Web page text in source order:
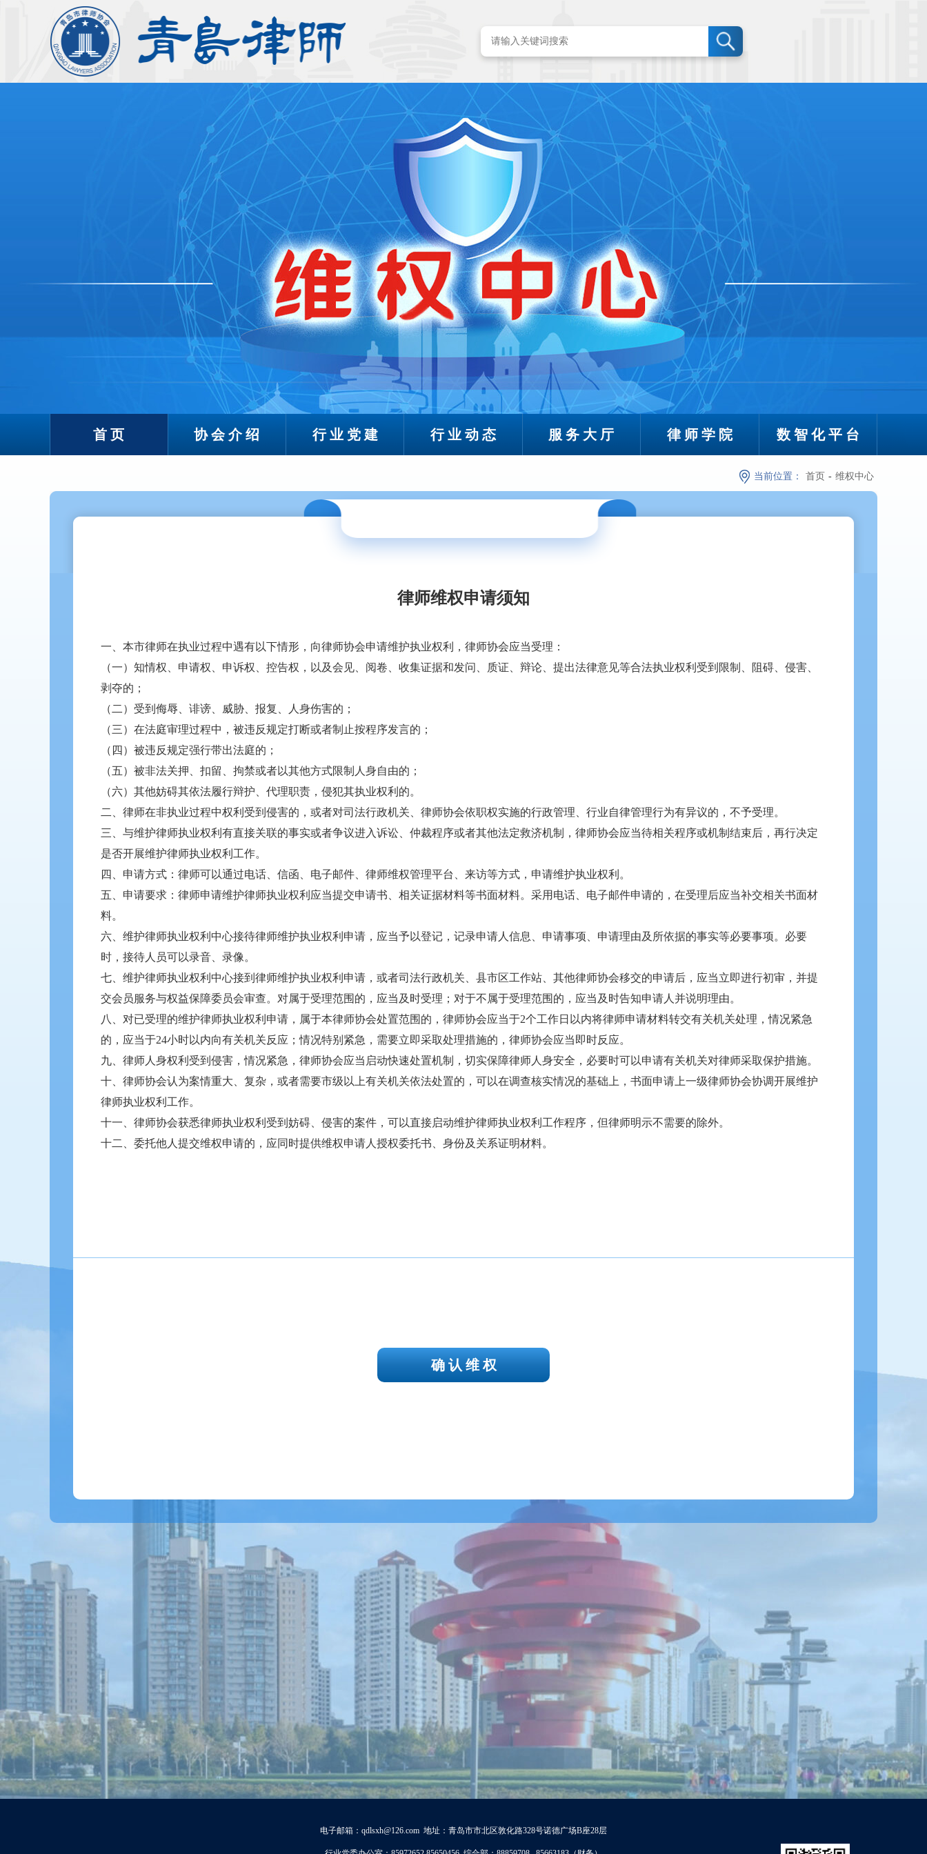
首页 协会介绍 行业党建 行业动态 服务大厅 律师学院 数智化平台
当前位置： 首页 - 维权中心
律师维权申请须知
一、本市律师在执业过程中遇有以下情形，向律师协会申请维护执业权利，律师协会应当受理：
（一）知情权、申请权、申诉权、控告权，以及会见、阅卷、收集证据和发问、质证、辩论、提出法律意见等合法执业权利受到限制、阻碍、侵害、
剥夺的；
（二）受到侮辱、诽谤、威胁、报复、人身伤害的；
（三）在法庭审理过程中，被违反规定打断或者制止按程序发言的；
（四）被违反规定强行带出法庭的；
（五）被非法关押、扣留、拘禁或者以其他方式限制人身自由的；
（六）其他妨碍其依法履行辩护、代理职责，侵犯其执业权利的。
二、律师在非执业过程中权利受到侵害的，或者对司法行政机关、律师协会依职权实施的行政管理、行业自律管理行为有异议的，不予受理。
三、与维护律师执业权利有直接关联的事实或者争议进入诉讼、仲裁程序或者其他法定救济机制，律师协会应当待相关程序或机制结束后，再行决定
是否开展维护律师执业权利工作。
四、申请方式：律师可以通过电话、信函、电子邮件、律师维权管理平台、来访等方式，申请维护执业权利。
五、申请要求：律师申请维护律师执业权利应当提交申请书、相关证据材料等书面材料。采用电话、电子邮件申请的，在受理后应当补交相关书面材
料。
六、维护律师执业权利中心接待律师维护执业权利申请，应当予以登记，记录申请人信息、申请事项、申请理由及所依据的事实等必要事项。必要
时，接待人员可以录音、录像。
七、维护律师执业权利中心接到律师维护执业权利申请，或者司法行政机关、县市区工作站、其他律师协会移交的申请后，应当立即进行初审，并提
交会员服务与权益保障委员会审查。对属于受理范围的，应当及时受理；对于不属于受理范围的，应当及时告知申请人并说明理由。
八、对已受理的维护律师执业权利申请，属于本律师协会处置范围的，律师协会应当于2个工作日以内将律师申请材料转交有关机关处理，情况紧急
的，应当于24小时以内向有关机关反应；情况特别紧急，需要立即采取处理措施的，律师协会应当即时反应。
九、律师人身权利受到侵害，情况紧急，律师协会应当启动快速处置机制，切实保障律师人身安全，必要时可以申请有关机关对律师采取保护措施。
十、律师协会认为案情重大、复杂，或者需要市级以上有关机关依法处置的，可以在调查核实情况的基础上，书面申请上一级律师协会协调开展维护
律师执业权利工作。
十一、律师协会获悉律师执业权利受到妨碍、侵害的案件，可以直接启动维护律师执业权利工作程序，但律师明示不需要的除外。
十二、委托他人提交维权申请的，应同时提供维权申请人授权委托书、身份及关系证明材料。
确 认 维 权
电子邮箱：qdlsxh@126.com 地址：青岛市市北区敦化路328号诺德广场B座28层